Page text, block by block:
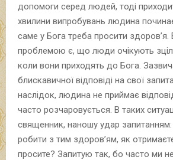
допомоги серед людей, тоді
хвилини випробувань людина
саме у Бога треба просити
проблемою є, що люди очікують
коли вони приходять до Бога.
блискавичної відповіді на свої
наслідок, людина не приймає
часто розчаровується. В таких
священник, наношу удар
робити з тим здоров’ям, як
просите? Запитую так, бо часто ми не